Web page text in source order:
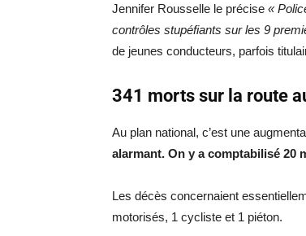
Jennifer Rousselle le précise «
contrôles stupéfiants sur les 9
de jeunes conducteurs, parfois
341 morts sur la route
Au plan national, c’est une
alarmant. On y a comptabilisé 20
Les décès concernaient
motorisés, 1 cycliste et 1 piéton.